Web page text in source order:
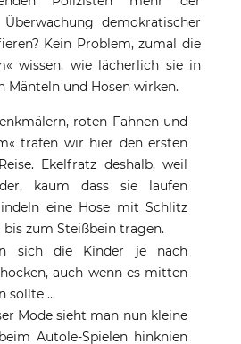
demokratischer
Kein Problem, zumal die
wissen, wie lächerlich sie in
Mänteln und Hosen wirken.
roten Fahnen und
trafen wir hier den ersten
Ekelfratz deshalb, weil
kaum dass sie laufen
eine Hose mit Schlitz
zum Steißbein tragen.
sich die Kinder je nach
auch wenn es mitten
sollte ...
Mode sieht man nun kleine
Autole-Spielen hinknien